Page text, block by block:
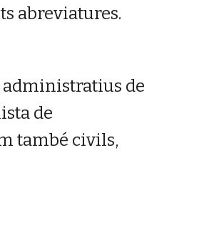
abreviatures.
de
de
també civils,